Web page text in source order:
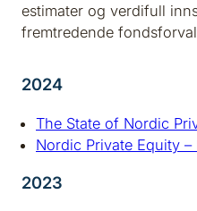
estimater og verdifull
fremtredende
2024
The State of Nordic
Nordic Private Equity
2023